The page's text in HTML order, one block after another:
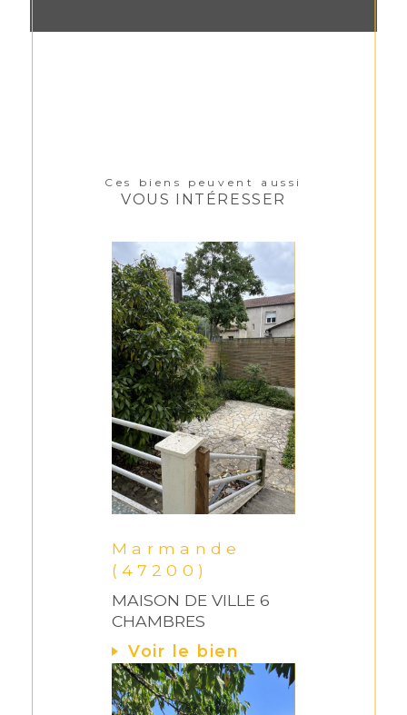
Ces biens peuvent aussi
VOUS INTÉRESSER
Marmande
(47200)
MAISON DE VILLE 6
CHAMBRES
Voir le bien